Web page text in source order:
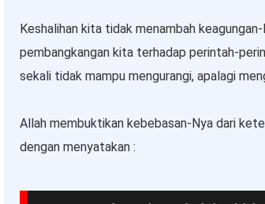
Keshalihan kita tidak menambah
pembangkangan kita terhadap perintah-
sekali tidak mampu mengurangi, apalagi
Allah membuktikan kebebasan-Nya dari
dengan menyatakan :